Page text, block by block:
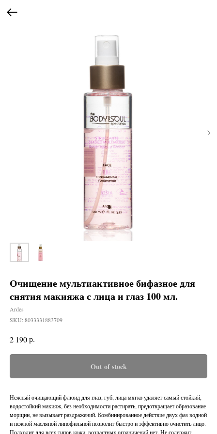
Очищение мультиактивное бифазное для
снятия макияжа с лица и глаз 100 мл.
Ardes
SKU: 8033331883709
2 190р.
Out of stock
Нежный очищающий флюид для глаз, губ, лица мягко удаляет самый стойкий,
водостойкий макияж, без необходимости растирать, предотвращает образование
морщин, не вызывает раздражений. Комбинированное действие двух фаз водной
и нежной масляной липофильной позволит быстро и эффективно очистить лицо.
Подходит для всех типов кожи, возрастных ограничений нет. Не содержит